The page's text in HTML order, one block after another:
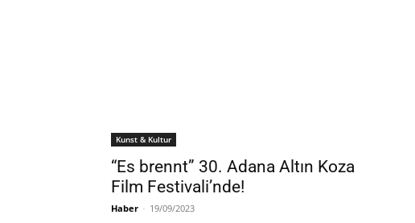
Kunst & Kultur
“Es brennt” 30. Adana Altın Koza
Film Festivali’nde!
Haber - 19/09/2023